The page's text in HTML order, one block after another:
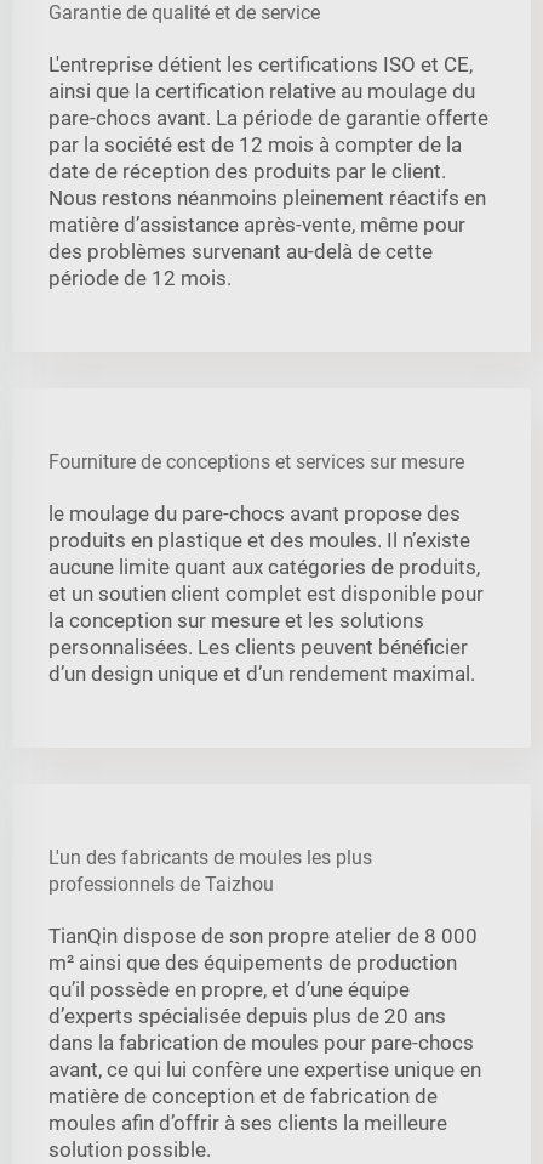
Garantie de qualité et de service
L'entreprise détient les certifications ISO et CE,
ainsi que la certification relative au moulage du
pare-chocs avant. La période de garantie offerte
par la société est de 12 mois à compter de la
date de réception des produits par le client.
Nous restons néanmoins pleinement réactifs en
matière d’assistance après-vente, même pour
des problèmes survenant au-delà de cette
période de 12 mois.
Fourniture de conceptions et services sur mesure
le moulage du pare-chocs avant propose des
produits en plastique et des moules. Il n’existe
aucune limite quant aux catégories de produits,
et un soutien client complet est disponible pour
la conception sur mesure et les solutions
personnalisées. Les clients peuvent bénéficier
d’un design unique et d’un rendement maximal.
L'un des fabricants de moules les plus
professionnels de Taizhou
TianQin dispose de son propre atelier de 8 000
m² ainsi que des équipements de production
qu’il possède en propre, et d’une équipe
d’experts spécialisée depuis plus de 20 ans
dans la fabrication de moules pour pare-chocs
avant, ce qui lui confère une expertise unique en
matière de conception et de fabrication de
moules afin d’offrir à ses clients la meilleure
solution possible.